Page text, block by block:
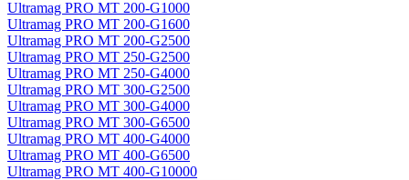
Ultramag PRO MT 200-G1000
Ultramag PRO MT 200-G1600
Ultramag PRO MT 200-G2500
Ultramag PRO MT 250-G2500
Ultramag PRO MT 250-G4000
Ultramag PRO MT 300-G2500
Ultramag PRO MT 300-G4000
Ultramag PRO MT 300-G6500
Ultramag PRO MT 400-G4000
Ultramag PRO MT 400-G6500
Ultramag PRO MT 400-G10000